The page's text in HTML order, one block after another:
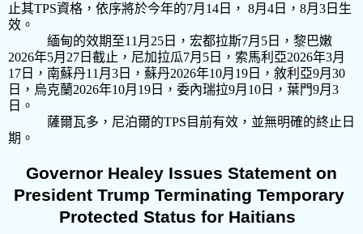
止其TPS資格，依序將於今年的7月 14 日， 8月 4 日， 8月 3 日生
效。
緬甸的效期至11 月 25 日，宏都拉斯7月 5 日，黎巴嫩
2026年5月 27 日截止，尼加拉瓜7月 5 日，索馬利亞2026年3月
17 日，南蘇丹11 月 3 日，蘇丹2026年10月 19 日，敘利亞9月 30
日，烏克蘭2026年10月 19 日，委內瑞拉9月 10 日，葉門9月 3
日。
薩爾瓦多，尼泊爾的TPS 目前有效，並無明確的終止日
期。
Governor Healey Issues Statement on
President Trump Terminating Temporary
Protected Status for Haitians